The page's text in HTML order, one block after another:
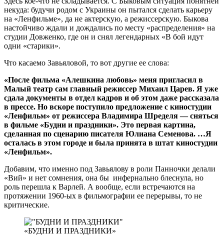
некуда: будучи родом с Украины он пытался сделать карьеру
на «Ленфильме», да не актерскую, а режиссерскую. Быкова
настойчиво ждали и дождались по месту «распределения» на
студии Довженко, где он и снял легендарных «В бой идут
одни «старики».
Что касаемо Завьяловой, то вот другие ее слова:
«После фильма «Алешкина любовь» меня пригласил в
Малый театр сам главный режиссер Михаил Царев. Я уже
сдала документы в отдел кадров и об этом даже рассказала
в прессе. Но вскоре поступило предложение с киностудии
«Ленфильм» от режиссера Владимира Шределя — сняться
в фильме «Будни и праздники». Это первая картина,
сделанная по сценарию писателя Юлиана Семенова. …Я
осталась в этом городе и была принята в штат киностудии
«Ленфильм».
Добавим, что именно под Завьялову в роли Панночки делали
«Вий» и нет сомнения, она бы инфернально блеснула, но
роль перешла к Варлей. А вообще, если встречаются на
протяжении 1960-ых в фильмографии ее перерывы, то не
критические.
«БУДНИ И ПРАЗДНИКИ»